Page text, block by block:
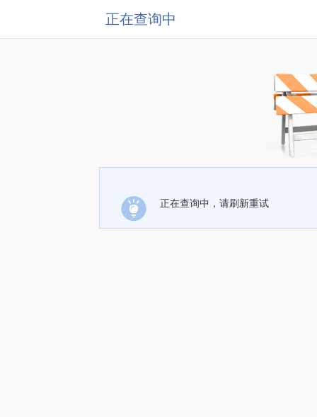
正在查询中
正在查询中，请刷新重试